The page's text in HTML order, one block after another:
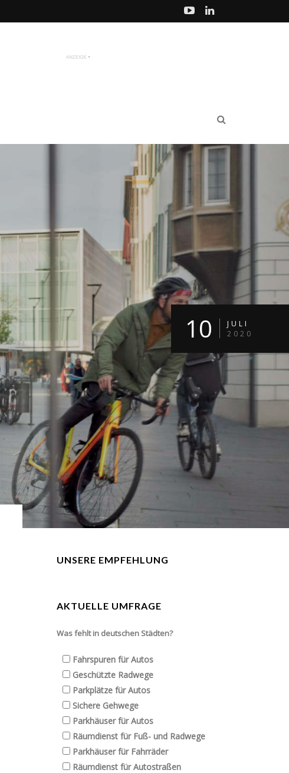
10
JULI
2020
UNSERE EMPFEHLUNG
AKTUELLE UMFRAGE
Was fehlt in deutschen Städten?
Fahrspuren für Autos
Geschützte Radwege
Parkplätze für Autos
Sichere Gehwege
Parkhäuser für Autos
Räumdienst für Fuß- und Radwege
Parkhäuser für Fahrräder
Räumdienst für Autostraßen